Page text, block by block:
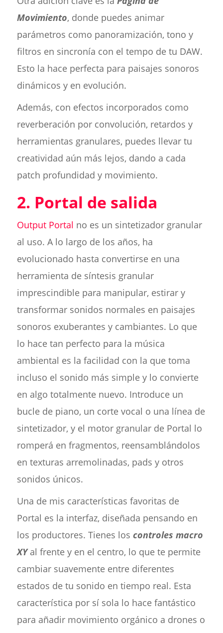
Movimiento, donde puedes animar
parámetros como panoramización, tono y
filtros en sincronía con el tempo de tu DAW.
Esto la hace perfecta para paisajes sonoros
dinámicos y en evolución.
Además, con efectos incorporados como
reverberación por convolución, retardos y
herramientas granulares, puedes llevar tu
creatividad aún más lejos, dando a cada
patch profundidad y movimiento.
2. Portal de salida
Output Portal no es un sintetizador granular
al uso. A lo largo de los años, ha
evolucionado hasta convertirse en una
herramienta de síntesis granular
imprescindible para manipular, estirar y
transformar sonidos normales en paisajes
sonoros exuberantes y cambiantes. Lo que
lo hace tan perfecto para la música
ambiental es la facilidad con la que toma
incluso el sonido más simple y lo convierte
en algo totalmente nuevo. Introduce un
bucle de piano, un corte vocal o una línea de
sintetizador, y el motor granular de Portal lo
romperá en fragmentos, reensamblándolos
en texturas arremolinadas, pads y otros
sonidos únicos.
Una de mis características favoritas de
Portal es la interfaz, diseñada pensando en
los productores. Tienes los controles macro
XYal frente y en el centro, lo que te permite
cambiar suavemente entre diferentes
estados de tu sonido en tiempo real. Esta
característica por sí sola lo hace fantástico
para añadir movimiento orgánico a drones o